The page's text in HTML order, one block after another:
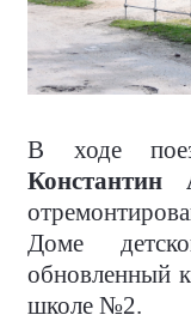
В ходе
Константин
Доме
обновленный
школе №2.